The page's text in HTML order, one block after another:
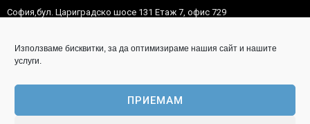
Използваме бисквитки, за да оптимизираме нашия сайт и нашите
услуги.
ПРИЕМАМ
София,бул. Цариградско шосе 131 Етаж 7, офис 729
0887 59 88 58
ИНФОРМАЦИЯ ЗА КЛИЕНТА